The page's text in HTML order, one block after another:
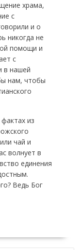
храма,
с
и о
никогда не
помощи и
с
в нашей
нам, чтобы
из
чай и
волнует в
единения
Ведь Бог